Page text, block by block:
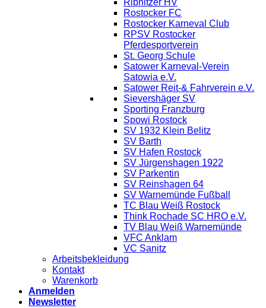
Ribnitzer HV
Rostocker FC
Rostocker Karneval Club
RPSV Rostocker
Pferdesportverein
St. Georg Schule
Satower Karneval-Verein
Satowia e.V.
Satower Reit-& Fahrverein e.V.
Sievershäger SV
Sporting Franzburg
Spowi Rostock
SV 1932 Klein Belitz
SV Barth
SV Hafen Rostock
SV Jürgenshagen 1922
SV Parkentin
SV Reinshagen 64
SV Warnemünde Fußball
TC Blau Weiß Rostock
Think Rochade SC HRO e.V.
TV Blau Weiß Warnemünde
VFC Anklam
VC Sanitz
Arbeitsbekleidung
Kontakt
Warenkorb
Anmelden
Newsletter